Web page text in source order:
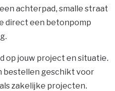
achterpad, smalle straat
direct een betonpomp
op jouw project en situatie.
bestellen geschikt voor
zakelijke projecten.